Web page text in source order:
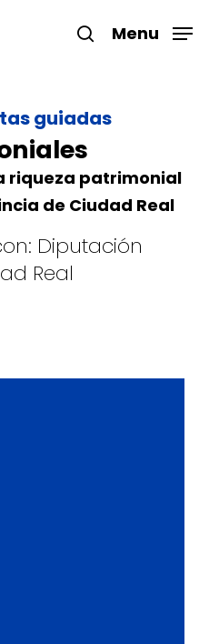
search
Menu
guiadas
riqueza patrimonial
de Ciudad Real
Diputación
Real